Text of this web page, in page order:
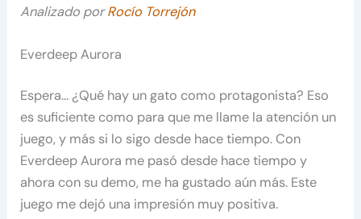
Analizado porRocío Torrejón
Everdeep Aurora
Espera… ¿Qué hay un gato como protagonista? Eso
es suficiente como para que me llame la atención un
juego, y más si lo sigo desde hace tiempo. Con
Everdeep Aurora me pasó desde hace tiempo y
ahora con su demo, me ha gustado aún más. Este
juego me dejó una impresión muy positiva.